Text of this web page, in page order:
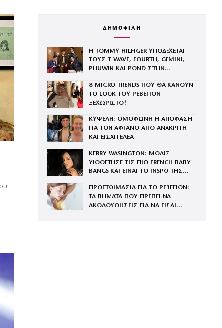
ΔΗΜΟΦΙΛΗ
Η TOMMY HILFIGER ΥΠΟΔΕΧΕΤΑΙ
ΤΟΥΣ Τ-WAVE, FOURTH, GEMINI,
PHUWIN ΚΑΙ POND ΣΤΗΝ
8 MICRO TRENDS ΠΟΥ ΘΑ ΚΑΝΟΥΝ
ΤΟ LOOK ΤΟΥ ΡΕΒΕΓΙΟΝ
ΞΕΧΩΡΙΣΤΟ!
ΚΥΨΕΛΗ: ΟΜΟΦΩΝΗ Η ΑΠΟΦΑΣΗ
ΓΙΑ ΤΟΝ ΑΦΓΑΝΟ ΑΠΟ ΑΝΑΚΡΙΤΗ
ΚΑΙ ΕΙΣΑΓΓΕΛΕΑ
KERRY WASINGTON: ΜΟΛΙΣ
ΥΙΟΘΕΤΗΣΕ ΤΙΣ ΠΙΟ FRENCH BABY
BANGS ΚΑΙ ΕΙΝΑΙ ΤΟ INSPO ΤΗΣ
ΠΡΟΕΤΟΙΜΑΣΙΑ ΓΙΑ ΤΟ ΡΕΒΕΓΙΟΝ:
ΤΑ ΒΗΜΑΤΑ ΠΟΥ ΠΡΕΠΕΙ ΝΑ
ΑΚΟΛΟΥΘΗΣΕΙΣ ΓΙΑ ΝΑ ΕΙΣΑΙ